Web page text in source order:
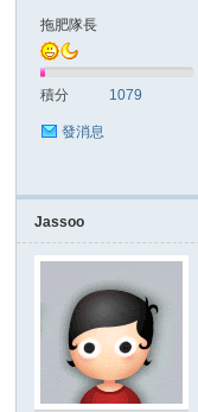
拖肥隊長
積分 1079
發消息
Jassoo